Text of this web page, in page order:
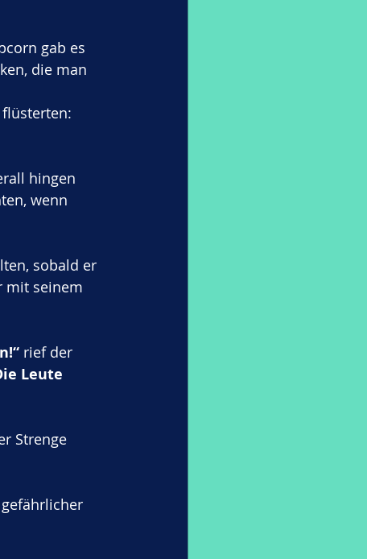
gab es
die man
hingen
wenn
sobald er
mit seinem
rief der
Leute
Strenge